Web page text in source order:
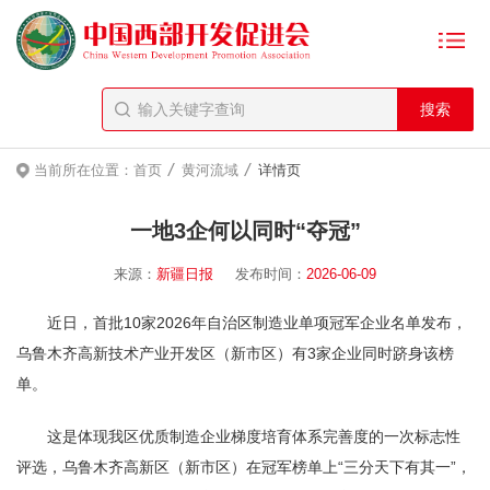
当前所在位置： 首页 / 黄河流域 / 详情页
一地3企何以同时“夺冠”
来源： 新疆日报 发布时间： 2026-06-09
近日，首批10家2026年自治区制造业单项冠军企业名单发布，
乌鲁木齐高新技术产业开发区（新市区）有3家企业同时跻身该榜
单。
这是体现我区优质制造企业梯度培育体系完善度的一次标志性
评选，乌鲁木齐高新区（新市区）在冠军榜单上“三分天下有其一”，